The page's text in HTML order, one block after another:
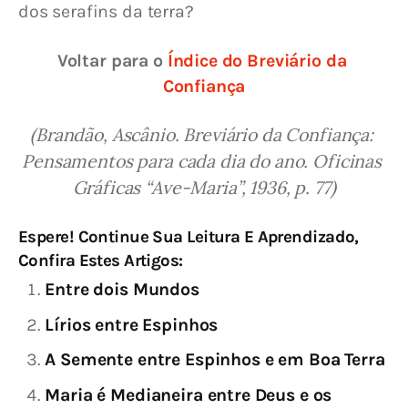
dos serafins da terra?
Voltar para o Índice do Breviário da
Confiança
(Brandão, Ascânio. Breviário da Confiança:
Pensamentos para cada dia do ano. Oficinas
Gráficas “Ave-Maria”, 1936, p. 77)
Espere! Continue Sua Leitura E Aprendizado,
Confira Estes Artigos:
Entre dois Mundos
Lírios entre Espinhos
A Semente entre Espinhos e em Boa Terra
Maria é Medianeira entre Deus e os